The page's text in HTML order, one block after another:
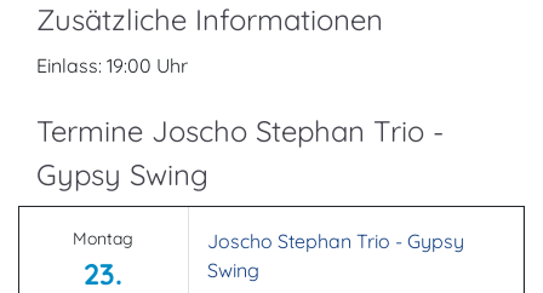
Zusätzliche Informationen
Einlass: 19:00 Uhr
Termine Joscho Stephan Trio -
Gypsy Swing
Montag
23.
Joscho Stephan Trio - Gypsy
Swing